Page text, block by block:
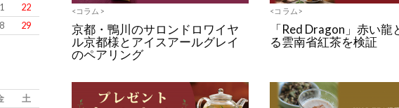
<コラム>
京都・鴨川のサロンドロワイヤ
ル京都様とアイスアールグレイ
のペアリング
<コラム>
「Red Dragon」赤い龍
る雲南省紅茶を検証
22
29
土